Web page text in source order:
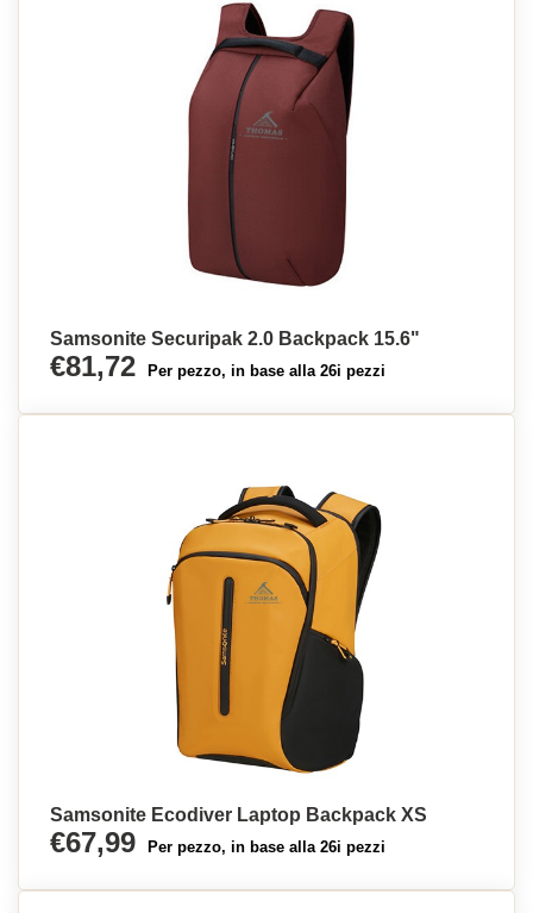
Samsonite Securipak 2.0 Backpack 15.6"
€81,72 Per pezzo, in base alla 26i pezzi
Samsonite Ecodiver Laptop Backpack XS
€67,99 Per pezzo, in base alla 26i pezzi